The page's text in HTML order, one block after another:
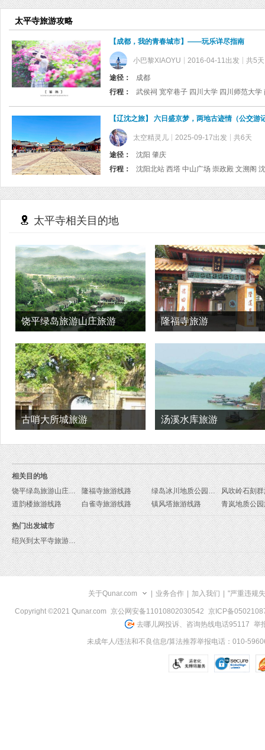
太平寺旅游攻略
【成都，我的青春城市】——玩乐详尽指南
小巴黎XIAOYU 2016-04-11出发 共5天
途径：
成都
行程：
【辽沈之旅】 六日盛京梦，两地古迹情（公交游
太空精灵儿 2025-09-17出发 共6天
途径：
沈阳 肇庆
行程：
太平寺相关目的地
饶平绿岛旅游山庄旅游 隆福寺旅游
古哨大所城旅游 汤溪水库旅游
相关目的地
饶平绿岛旅游山庄旅游线路
隆福寺旅游线路
绿岛冰川地质公园旅游线路
道韵楼旅游线路
白雀寺旅游线路 镇风塔旅游线路
热门出发城市
绍兴到太平寺旅游报价
关于Qunar.com 业务合作 加入我们 "严重违规
Copyright ©2021 Qunar.com 京公网安备11010802030542
京ICP备
去哪儿网投诉、咨询热线电话95117 举
未成年人/违法和不良信息/算法推荐举报电话：010-